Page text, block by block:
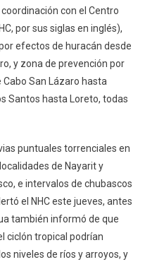
con el Centro
por sus siglas en inglés),
efectos de huracán desde
y zona de prevención por
San Lázaro hasta
Santos hasta Loreto, todas
puntuales torrenciales en
de Nayarit y
e intervalos de chubascos
el NHC este jueves, antes
también informó de que
ciclón tropical podrían
niveles de ríos y arroyos, y